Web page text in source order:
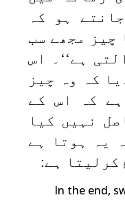
ہو کہ
چیز مجھے سب
ہے‘‘۔ اس
کہ وہ چیز
کہ اس کے
نہیں کیا
یہ ہوتا ہے
کرلیتا ہے:
In the end,